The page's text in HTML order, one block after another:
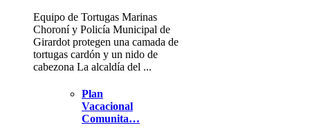
Equipo de Tortugas Marinas
Choroní y Policía Municipal de
Girardot protegen una camada de
tortugas cardón y un nido de
cabezona La alcaldía del ...
Plan
Vacacional
Comunita…